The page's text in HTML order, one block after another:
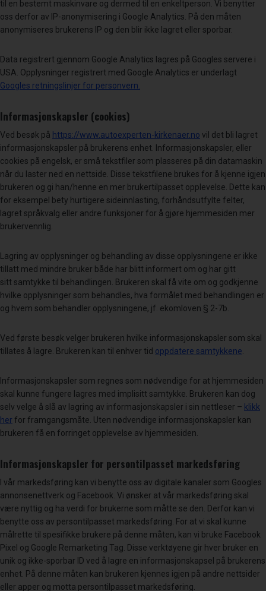
til en bestemt maskinvare og dermed til en enkeltperson. Vi benytter
oss derfor av IP-anonymisering i Google Analytics. På den måten
anonymiseres brukerens IP og den blir ikke lagret eller sporbar.
Data registrert gjennom Google Analytics lagres på Googles servere i
USA. Opplysninger registrert med Google Analytics er underlagt
Googles retningslinjer for personvern.
Informasjonskapsler (cookies)
Ved besøk på https://www.autoexperten-kirkenaer.no vil det bli lagret
informasjonskapsler på brukerens enhet. Informasjonskapsler, eller
cookies på engelsk, er små tekstfiler som plasseres på din datamaskin
når du laster ned en nettside. Disse tekstfilene brukes for å kjenne igjen
brukeren og gi han/henne en mer brukertilpasset opplevelse. Dette kan
for eksempel bety hurtigere sideinnlasting, forhåndsutfylte felter,
lagret språkvalg eller andre funksjoner for å gjøre hjemmesiden mer
brukervennlig.
Lagring av opplysninger og behandling av disse opplysningene er ikke
tillatt med mindre bruker både har blitt informert om og har gitt
sitt samtykke til behandlingen. Brukeren skal få vite om og godkjenne
hvilke opplysninger som behandles, hva formålet med behandlingen er
og hvem som behandler opplysningene, jf. ekomloven § 2-7b.
Ved første besøk velger brukeren hvilke informasjonskapsler som skal
tillates å lagre. Brukeren kan til enhver tid oppdatere samtykkene
Informasjonskapsler som regnes som nødvendige for at hjemmesiden
skal kunne fungere lagres med implisitt samtykke. Brukeren kan dog
selv velge å slå av lagring av informasjonskapsler i sin nettleser – klikk
her for framgangsmåte. Uten nødvendige informasjonskapsler kan
brukeren få en forringet opplevelse av hjemmesiden.
Informasjonskapsler for persontilpasset markedsføring
I vår markedsføring kan vi benytte oss av digitale kanaler som Googles
annonsenettverk og Facebook. Vi ønsker at vår markedsføring skal
være nyttig og ha verdi for brukerne som måtte se den. Derfor kan vi
benytte oss av persontilpasset markedsføring. For at vi skal kunne
målrette til spesifikke brukere på denne måten, kan vi bruke Facebook
Pixel og Google Remarketing Tag. Disse verktøyene gir hver bruker en
unik og ikke-sporbar ID ved å lagre en informasjonskapsel på brukerens
enhet. På denne måten kan brukeren kjennes igjen på andre nettsider
eller apper og motta persontilpasset markedsføring.